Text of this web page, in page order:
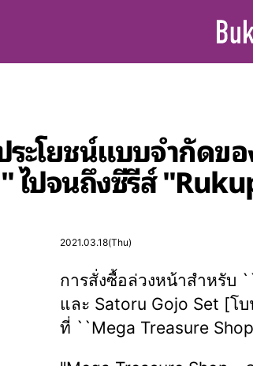
ะโยชน์แบบจำกัด
ไปจนถึงซีรีส์
2021.03.18(Thu)
การสั่งซื้อล่วงหน้าสำหรับ
และ Satoru Gojo Set [โ
ที่ ``Mega Treasure